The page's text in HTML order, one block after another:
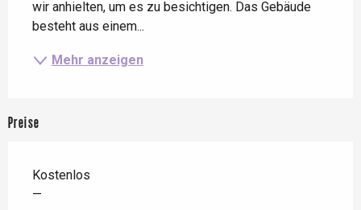
wir anhielten, um es zu besichtigen. Das Gebäude
besteht aus einem...
Mehr anzeigen
Preise
Kostenlos
—